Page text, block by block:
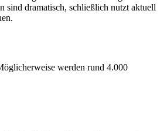
sind dramatisch, schließlich nutzt aktuell
werden rund 4.000